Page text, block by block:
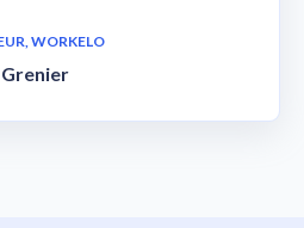
WORKELO